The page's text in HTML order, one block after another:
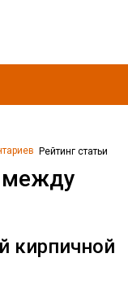
Рейтинг статьи
между
кирпичной